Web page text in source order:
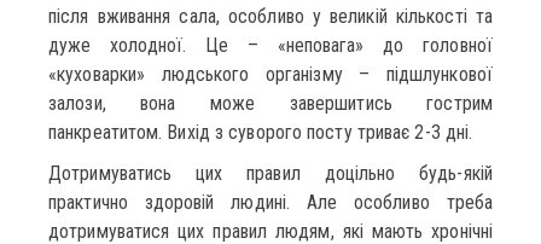
після вживання сала, особливо у великій кількості та
дуже холодної. Це – «неповага» до головної
«куховарки» людського організму – підшлункової
залози, вона може завершитись гострим
панкреатитом. Вихід з суворого посту триває 2-3 дні.
Дотримуватись цих правил доцільно будь-якій
практично здоровій людині. Але особливо треба
дотримуватися цих правил людям, які мають хронічні